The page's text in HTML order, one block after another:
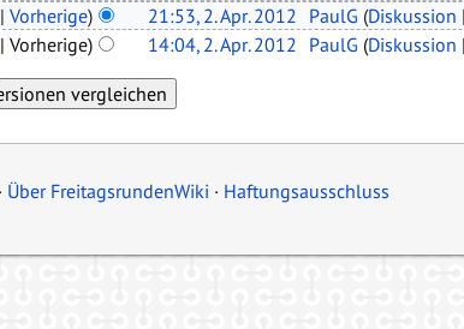
| Vorherige) 21:53, 2. Apr. 2012 PaulG (Diskussion |
| Vorherige) 14:04, 2. Apr. 2012 PaulG (Diskussion |
Über FreitagsrundenWiki Haftungsausschluss